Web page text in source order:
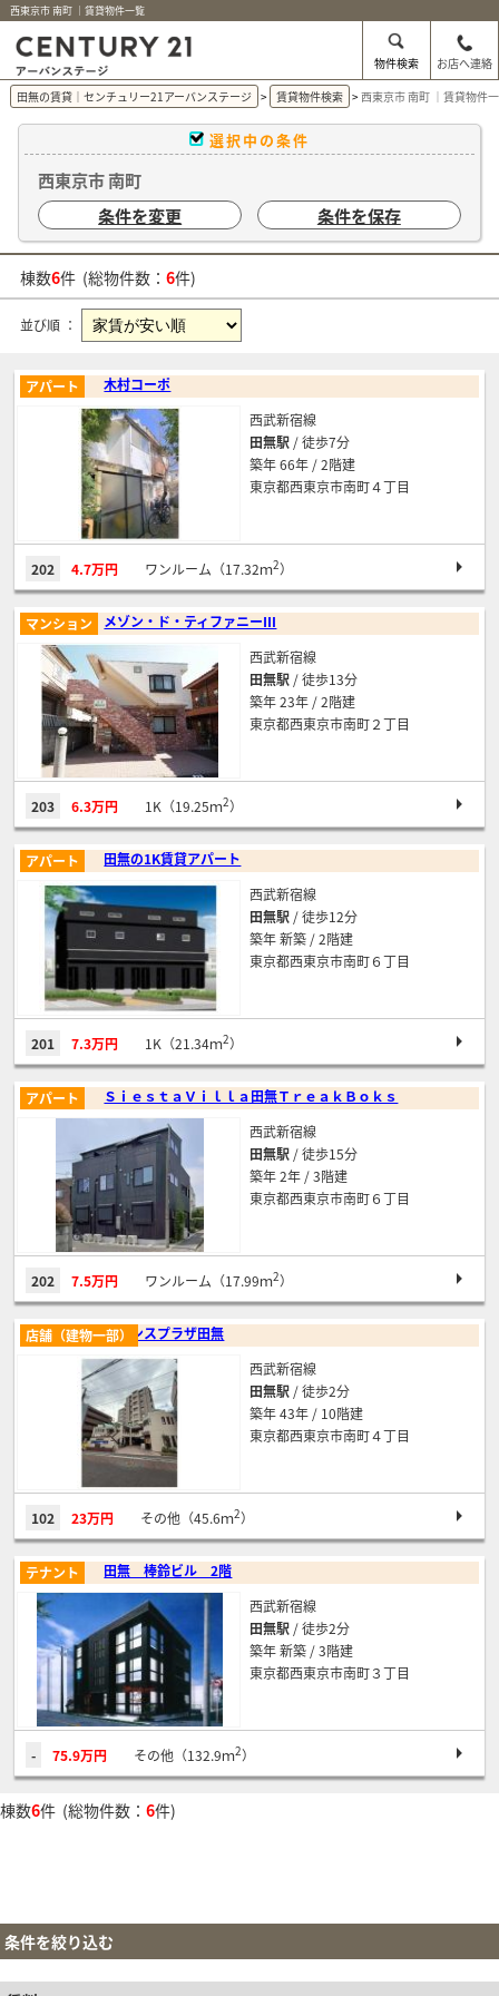
西東京市 南町 ｜賃貸物件一覧
物件検索
お店へ連絡
田無の賃貸｜センチュリー21アーバンステージ
賃貸物件検索 西東京市 南町 ｜賃貸物件
選択中の条件
西東京市 南町
条件を変更
条件を保存
棟数6件 (総物件数： 6件)
並び順 ：
木村コーポ
アパート
西武新宿線
田無駅 / 徒歩7分
築年 66年 / 2階建
東京都西東京市南町４丁目
202 4.7万円 ワンルーム（17.32ｍ2）
メゾン・ド・ティファニーⅢ
マンション
西武新宿線
田無駅 / 徒歩13分
築年 23年 / 2階建
東京都西東京市南町２丁目
203 6.3万円 1K（19.25ｍ2）
田無の1K賃貸アパート
アパート
西武新宿線
田無駅 / 徒歩12分
築年 新築 / 2階建
東京都西東京市南町６丁目
201 7.3万円 1K（21.34ｍ2）
ＳｉｅｓｔａＶｉｌｌａ田無ＴｒｅａｋＢｏｋｓ
アパート
西武新宿線
田無駅 / 徒歩15分
築年 2年 / 3階建
東京都西東京市南町６丁目
202 7.5万円 ワンルーム（17.99ｍ2）
プリンスプラザ田無
店舗（建物一部）
西武新宿線
田無駅 / 徒歩2分
築年 43年 / 10階建
東京都西東京市南町４丁目
102 23万円 その他（45.6ｍ2）
田無 棒鈴ビル 2階
テナント
西武新宿線
田無駅 / 徒歩2分
築年 新築 / 3階建
東京都西東京市南町３丁目
- 75.9万円 その他（132.9ｍ2）
棟数6件 (総物件数： 6件)
条件を絞り込む